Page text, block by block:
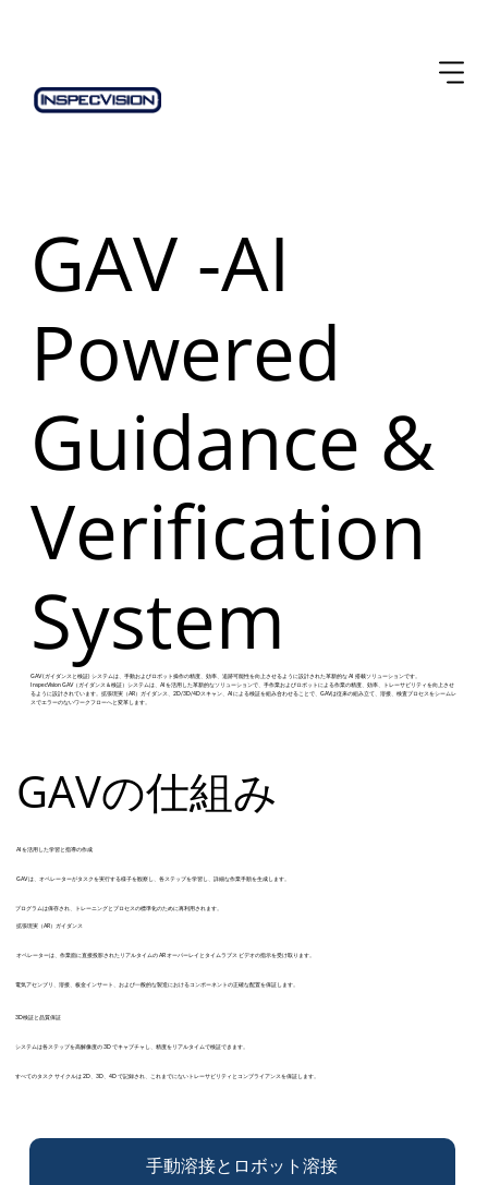
GAV -AI
Powered
Guidance &
Verification
System
GAV (ガイダンスと検証) システムは、手動およびロボット操作の精度、効率、追跡可能性を向上させるように設計された革新的な AI 搭載ソリューションです。
InspecVision GAV（ガイダンス＆検証）システムは、AIを活用した革新的なソリューションで、手作業およびロボットによる作業の精度、効率、トレーサビリティを向上させ
るように設計されています。拡張現実（AR）ガイダンス、2D/3D/4Dスキャン、AIによる検証を組み合わせることで、GAVは従来の組み立て、溶接、検査プロセスをシームレ
スでエラーのないワークフローへと変革します。
GAVの仕組み
AIを活用した学習と指導の作成
GAV は、オペレーターがタスクを実行する様子を観察し、各ステップを学習し、詳細な作業手順を生成します。
プログラムは保存され、トレーニングとプロセスの標準化のために再利用されます。
拡張現実（AR）ガイダンス
オペレーターは、作業面に直接投影されたリアルタイムの AR オーバーレイとタイムラプス ビデオの指示を受け取ります。
電気アセンブリ、溶接、板金インサート、および一般的な製造におけるコンポーネントの正確な配置を保証します。
3D検証と品質保証
システムは各ステップを高解像度の 3D でキャプチャし、精度をリアルタイムで検証できます。
すべてのタスク サイクルは 2D、3D、4D で記録され、これまでにないトレーサビリティとコンプライアンスを保証します。
手動溶接とロボット溶接